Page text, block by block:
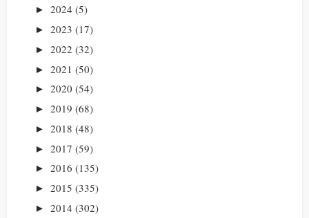
► 2024 (5)
► 2023 (17)
► 2022 (32)
► 2021 (50)
► 2020 (54)
► 2019 (68)
► 2018 (48)
► 2017 (59)
► 2016 (135)
► 2015 (335)
► 2014 (302)